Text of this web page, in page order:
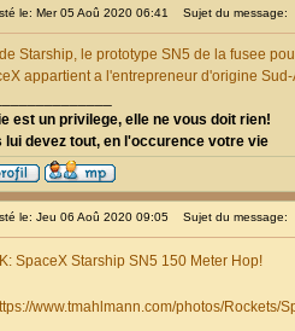
le: Mer 05 Aoû 2020 06:41 Sujet du message:
Starship, le prototype SN5 de la fusee
appartient a l'entrepreneur d'origine
est un privilege, elle ne vous doit rien!
lui devez tout, en l'occurence votre vie
le: Jeu 06 Aoû 2020 09:05 Sujet du message:
SpaceX Starship SN5 150 Meter Hop!
www.tmahlmann.com/photos/Rockets/